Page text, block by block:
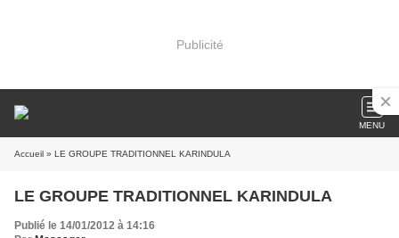
Publicité
MENU
Accueil » LE GROUPE TRADITIONNEL KARINDULA
LE GROUPE TRADITIONNEL KARINDULA
Publié le 14/01/2012 à 14:16